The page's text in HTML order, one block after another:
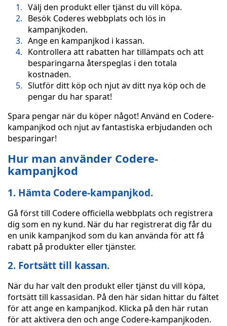
Välj den produkt eller tjänst du vill köpa.
Besök Coderes webbplats och lös in
kampanjkoden.
Ange en kampanjkod i kassan.
Kontrollera att rabatten har tillämpats och att
besparingarna återspeglas i den totala
kostnaden.
Slutför ditt köp och njut av ditt nya köp och de
pengar du har sparat!
Spara pengar när du köper något! Använd en Codere-
kampanjkod och njut av fantastiska erbjudanden och
besparingar!
Hur man använder Codere-
kampanjkod
1. Hämta Codere-kampanjkod.
Gå först till Codere officiella webbplats och registrera
dig som en ny kund. När du har registrerat dig får du
en unik kampanjkod som du kan använda för att få
rabatt på produkter eller tjänster.
2. Fortsätt till kassan.
När du har valt den produkt eller tjänst du vill köpa,
fortsätt till kassasidan. På den här sidan hittar du fältet
för att ange en kampanjkod. Klicka på den här rutan
för att aktivera den och ange Codere-kampanjkoden.